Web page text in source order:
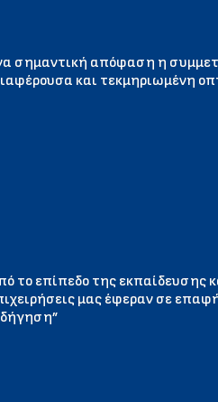
σημαντική απόφαση η
και τεκμηριωμένη
το επίπεδο της εκπαίδευσης
μας έφεραν σε